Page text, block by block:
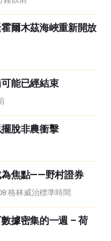
爾木茲海峽重新開放
能已經結束
脫非農衝擊
為焦點——野村證券
格林威治標準時間
據密集的一週 – 荷